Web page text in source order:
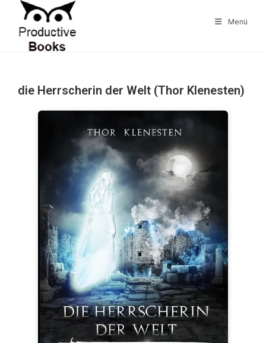
springen
Menü
die Herrscherin der Welt (Thor Klenesten)